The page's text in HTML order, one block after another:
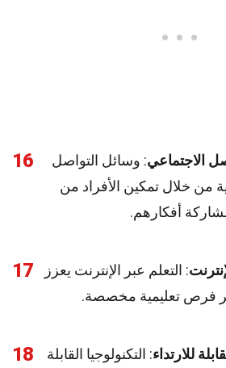
16 الاجتماعي: وسائل التواصل
من خلال تمكين الأفراد من
أفكارهم.
17
: التعلم عبر الإنترنت يعزز
فرص تعليمية مخصصة.
18 للارتداء: التكنولوجيا القابلة